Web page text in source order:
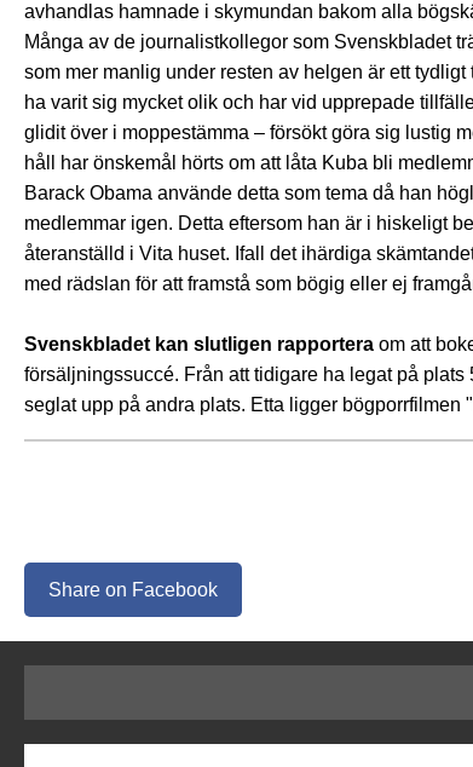
avhandlas hamnade i skymundan bakom alla
Många av de journalistkollegor som Svenskbladet
som mer manlig under resten av helgen är ett
ha varit sig mycket olik och har vid upprepade
glidit över i moppestämma – försökt göra sig lustig
håll har önskemål hörts om att låta Kuba bli
Barack Obama använde detta som tema då han
medlemmar igen. Detta eftersom han är i hiskeligt
återanställd i Vita huset. Ifall det ihärdiga
med rädslan för att framstå som bögig eller ej
Svenskbladet kan slutligen rapportera om att
försäljningssuccé. Från att tidigare ha legat på
seglat upp på andra plats. Etta ligger bögporrfilmen
Share on Facebook